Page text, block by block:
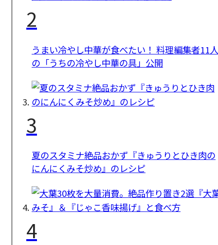
2
うまい冷やし中華が食べたい！ 料理編集者11人
の「うちの冷やし中華の具」公開
3
夏のスタミナ絶品おかず『きゅうりとひき肉の
にんにくみそ炒め』のレシピ
4